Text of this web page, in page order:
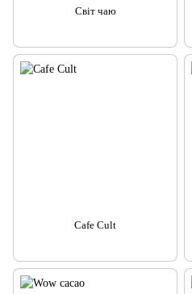
Світ чаю
Cafe Cult